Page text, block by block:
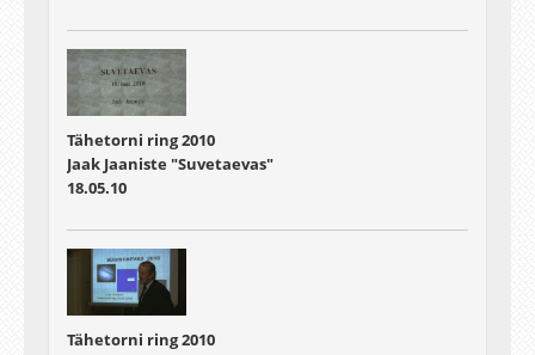
Tähetorni ring 2010
Jaak Jaaniste "Suvetaevas"
18.05.10
Tähetorni ring 2010